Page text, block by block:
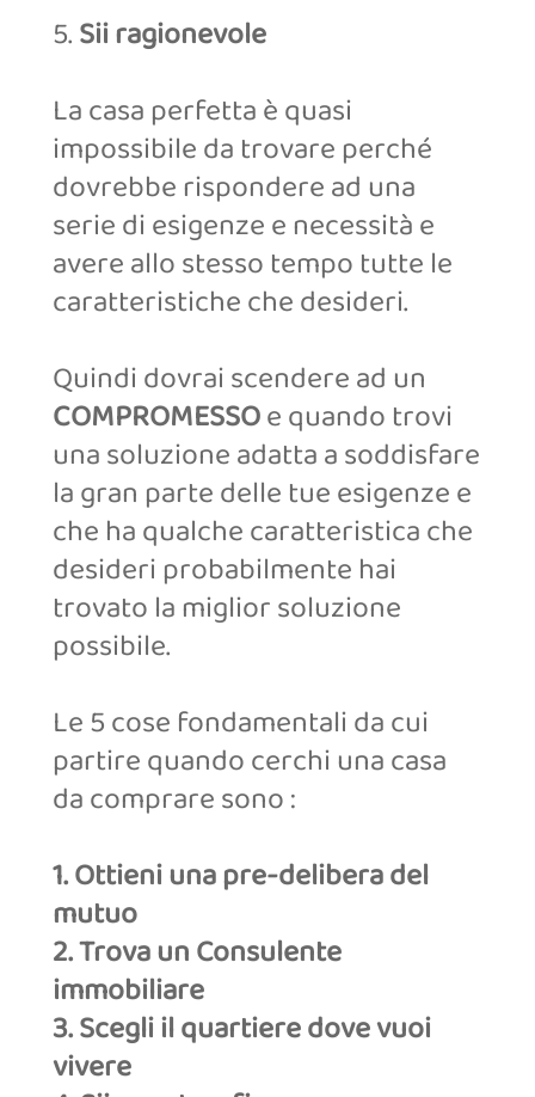
5.Sii ragionevole
La casa perfetta è quasi
impossibile da trovare perché
dovrebbe rispondere ad una
serie di esigenze e necessità e
avere allo stesso tempo tutte le
caratteristiche che desideri.
Quindi dovrai scendere ad un
COMPROMESSOe quando trovi
una soluzione adatta a soddisfare
la gran parte delle tue esigenze e
che ha qualche caratteristica che
desideri probabilmente hai
trovato la miglior soluzione
possibile.
Le 5 cose fondamentali da cui
partire quando cerchi una casa
da comprare sono :
1. Ottieni una pre-delibera del
mutuo
2. Trova un Consulente
immobiliare
3. Scegli il quartiere dove vuoi
vivere